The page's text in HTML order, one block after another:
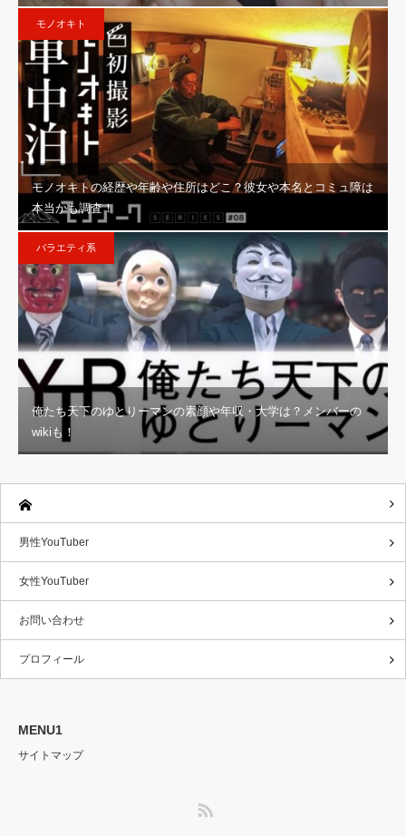
モノオキト
モノオキトの経歴や年齢や住所はどこ？彼女や本名とコミュ障は
本当かも調査！
バラエティ系
俺たち天下のゆとりーマンの素顔や年収・大学は？メンバーの
wikiも！
男性YouTuber
女性YouTuber
お問い合わせ
プロフィール
MENU1
サイトマップ